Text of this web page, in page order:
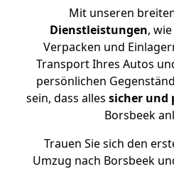
Mit unseren
Dienstleistungen,
Verpacken und
Transport Ihres Autos
persönlichen
sein, dass alles sicher und
Borsbeek
Trauen Sie sich den
Umzug nach Borsbeek